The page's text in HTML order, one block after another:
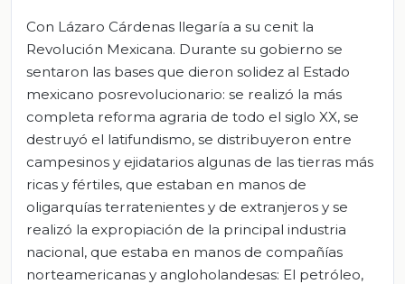
Con Lázaro Cárdenas llegaría a su cenit la
Revolución Mexicana. Durante su gobierno se
sentaron las bases que dieron solidez al Estado
mexicano posrevolucionario: se realizó la más
completa reforma agraria de todo el siglo XX, se
destruyó el latifundismo, se distribuyeron entre
campesinos y ejidatarios algunas de las tierras más
ricas y fértiles, que estaban en manos de
oligarquías terratenientes y de extranjeros y se
realizó la expropiación de la principal industria
nacional, que estaba en manos de compañías
norteamericanas y angloholandesas: El petróleo,